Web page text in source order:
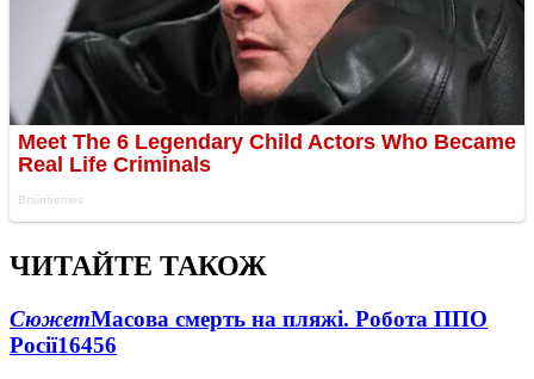
ЧИТАЙТЕ ТАКОЖ
СюжетМасова смерть на пляжі. Робота ППО
Росії16456